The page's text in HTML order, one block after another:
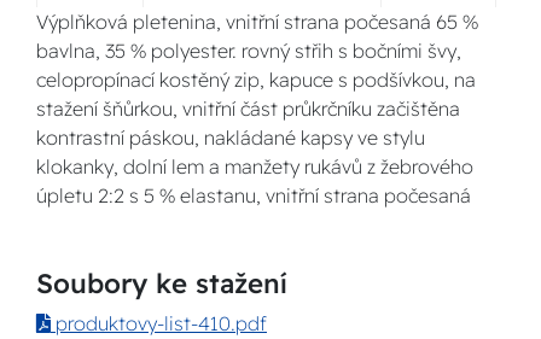
Výplňková pletenina, vnitřní strana počesaná 65 %
bavlna, 35 % polyester. rovný střih s bočními švy,
celopropínací kostěný zip, kapuce s podšívkou, na
stažení šňůrkou, vnitřní část průkrčníku začištěna
kontrastní páskou, nakládané kapsy ve stylu
klokanky, dolní lem a manžety rukávů z žebrového
úpletu 2:2 s 5 % elastanu, vnitřní strana počesaná
Soubory ke stažení
produktovy-list-410.pdf